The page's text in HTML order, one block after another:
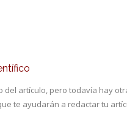
del artículo, pero todavía hay
te ayudarán a redactar tu